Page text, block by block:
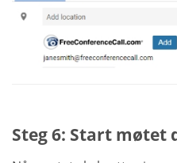
Steg 6: Start møtet